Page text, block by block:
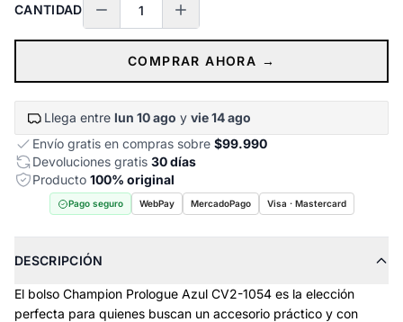
CANTIDAD
COMPRAR AHORA →
Llega entre lun 10 ago y vie 14 ago
Envío gratis en compras sobre $99.990
Devoluciones gratis 30 días
Producto 100% original
Pago seguro WebPay MercadoPago Visa · Mastercard
DESCRIPCIÓN
El bolso Champion Prologue Azul CV2-1054 es la elección
perfecta para quienes buscan un accesorio práctico y con